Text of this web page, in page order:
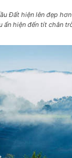
Đất hiện lên đẹp
ẩn hiện đến tít chân